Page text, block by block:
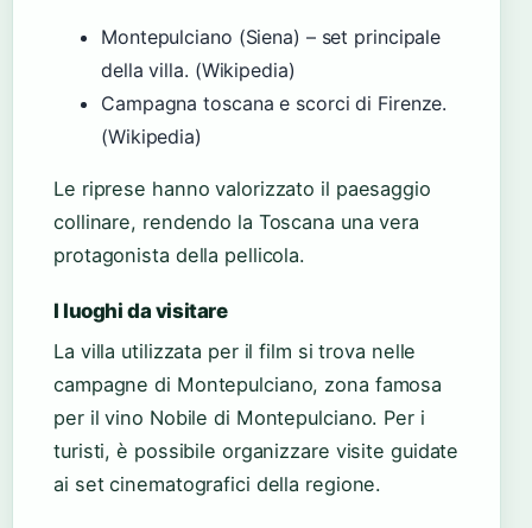
Montepulciano (Siena) – set principale
della villa. (Wikipedia)
Campagna toscana e scorci di Firenze.
(Wikipedia)
Le riprese hanno valorizzato il paesaggio
collinare, rendendo la Toscana una vera
protagonista della pellicola.
I luoghi da visitare
La villa utilizzata per il film si trova nelle
campagne di Montepulciano, zona famosa
per il vino Nobile di Montepulciano. Per i
turisti, è possibile organizzare visite guidate
ai set cinematografici della regione.